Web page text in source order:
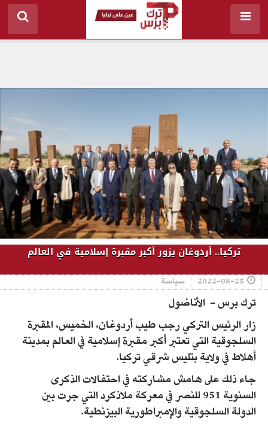
تركيا.. أردوغان يزور أكبر مقبرة إسلامية في العالم
2022-08-25 سياسة
ترك برس - الأناضول
زار الرئيس التركي رجب طيب أردوغان، الخميس، المقبرة
السلجوقية التي تعتبر أكبر مقبرة إسلامية في العالم بمدينة
أهلاط في ولاية بتليس شرقي تركيا.
جاء ذلك على هامش مشاركته في احتفالات الذكرى
السنوية 951 للنصر في معركة ملاذكرد التي جرت بين
الدولة السلجوقية والإمبراطورية البيزنطية.